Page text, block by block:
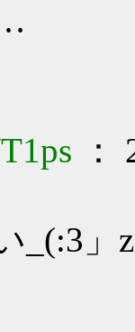
：
_(:3」